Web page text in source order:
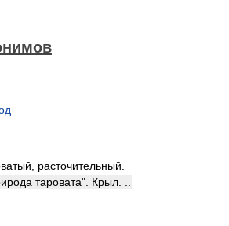
расточительный.
таровата". Крыл. ..